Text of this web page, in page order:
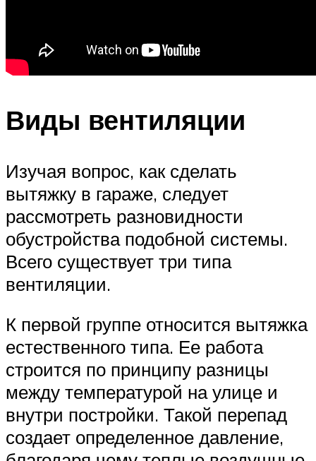
Виды вентиляции
Изучая вопрос, как сделать
вытяжку в гараже, следует
рассмотреть разновидности
обустройства подобной системы.
Всего существует три типа
вентиляции.
К первой группе относится вытяжка
естественного типа. Ее работа
строится по принципу разницы
между температурой на улице и
внутри постройки. Такой перепад
создает определенное давление,